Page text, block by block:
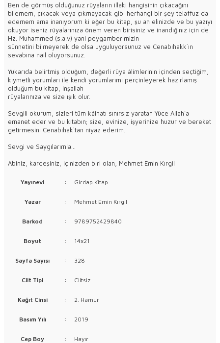
Ben de görmüş olduğunuz rüyaların illaki hangisinin çıkacağını
bilemem, çıkacak veya çıkmayacak gibi herhangi bir şey telaffuz da
edemem ama inanıyorum ki eğer bu kitap, şu an elinizde ve bu yazıyı
okuyor iseniz rüyalarınıza önem veren birisiniz ve inandığınız için de
Hz. Muhammed (s.a.v) yani peygamberimizin
sünnetini bilmeyerek de olsa uyguluyorsunuz ve Cenabıhakk`ın
sevabına nail oluyorsunuz.
Yukarıda belirtmiş olduğum, değerli rüya âlimlerinin içinden seçtiğim,
kıymetli yorumları ile kendi yorumlarımı perçinleyerek hazırlamış
olduğum bu kitap, inşallah
rüyalarınıza ve size ışık olur.
Sevgili okurum, sizleri tüm kâinatı sınırsız yaratan Yüce Allah`a
emanet eder ve bu kitabın; size, evinize, işyerinize huzur ve bereket
getirmesini Cenabıhak`tan niyaz ederim.
Sevgi ve Saygılarımla...
Abiniz, kardeşiniz, içinizden biri olan, Mehmet Emin Kırgil
Yayınevi : Girdap Kitap
Yazar : Mehmet Emin Kırgil
Barkod : 9789752429840
Boyut : 14x21
Sayfa Sayısı : 328
Cilt Tipi : Ciltsiz
Kağıt Cinsi : 2. Hamur
Basım Yılı : 2019
Cep Boy : Hayır